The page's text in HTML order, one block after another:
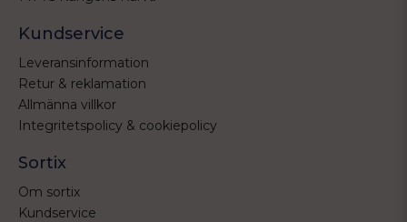
Kundservice
Leveransinformation
Retur & reklamation
Allmänna villkor
Integritetspolicy & cookiepolicy
Sortix
Om sortix
Kundservice